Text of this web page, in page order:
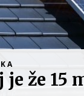
je že 15